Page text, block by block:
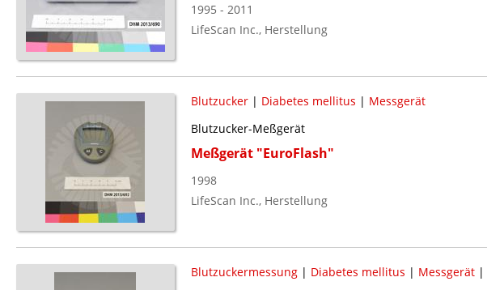
1995 - 2011
LifeScan Inc., Herstellung
Blutzucker| Diabetes mellitus | Messgerät
Blutzucker-Meßgerät
Meßgerät "EuroFlash"
1998
LifeScan Inc., Herstellung
Blutzuckermessung| Diabetes mellitus | Messgerät|